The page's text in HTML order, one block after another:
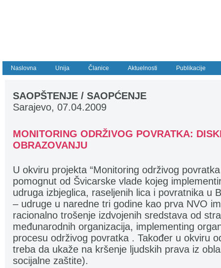
Naslovna Unija Članice Aktuelnosti Publikacije
SAOPŠTENJE / SAOPĆENJE
Sarajevo, 07.04.2009
MONITORING ODRŽIVOG POVRATKA:
OBRAZOVANJU
U okviru projekta “Monitoring održivog
pomognut od Švicarske vlade kojeg
udruga izbjeglica, raseljenih lica i povratnika u
– udruge u naredne tri godine kao prva NVO
racionalno trošenje izdvojenih sredstava od
međunarodnih organizacija, implementing
procesu održivog povratka . Također u okviru
treba da ukaže na kršenje ljudskih prava iz
socijalne zaštite).